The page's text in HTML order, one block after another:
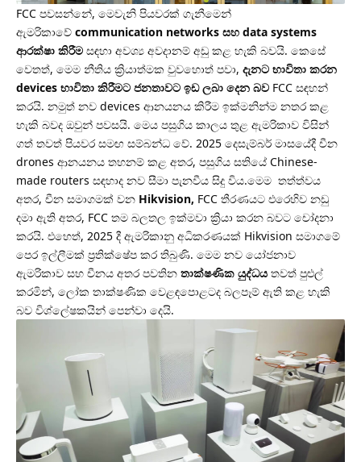
FCC පවසන්නේ, මෙවැනි පියවරක් ගැනීමෙන්
ඇමරිකාවේ communication networks සහ data systems
ආරක්ෂා කිරීම සඳහා අවශ්‍ය අවදානම් අඩු කළ හැකි බවයි. කෙසේ
වෙතත්, මෙම නීතිය ක්‍රියාත්මක වුවහොත් පවා, දැනට භාවිතා කරන
devices භාවිතා කිරීමට ජනතාවට ඉඩ ලබා දෙන බව FCC සඳහන්
කරයි. නමුත් නව devices ආනයනය කිරීම ඉක්මනින්ම නතර කළ
හැකි බවද ඔවුන් පවසයි. මෙය පසුගිය කාලය තුළ ඇමරිකාව විසින්
ගත් තවත් පියවර සමඟ සම්බන්ධ වේ. 2025 දෙසැම්බර් මාසයේදී චීන
drones ආනයනය තහනම් කළ අතර, පසුගිය සතියේ Chinese-
made routers සඳහාද නව සීමා පැනවීය සිදු විය.මෙම තත්ත්වය
අතර, චීන සමාගමක් වන Hikvision, FCC තීරණයට එරෙහිව නඩු
දමා ඇති අතර, FCC තම බලතල ඉක්මවා ක්‍රියා කරන බවට චෝදනා
කරයි. එහෙත්, 2025 දී ඇමරිකානු අධිකරණයක් Hikvision සමාගමේ
පෙර ඉල්ලීමක් ප්‍රතික්ෂේප කර තිබුණි. මෙම නව යෝජනාව
ඇමරිකාව සහ චීනය අතර පවතින තාක්ෂණික යුද්ධය තවත් පුළුල්
කරමින්, ලෝක තාක්ෂණික වෙළඳපොළටද බලපෑම් ඇති කළ හැකි
බව විශ්ලේෂකයින් පෙන්වා දෙයි.